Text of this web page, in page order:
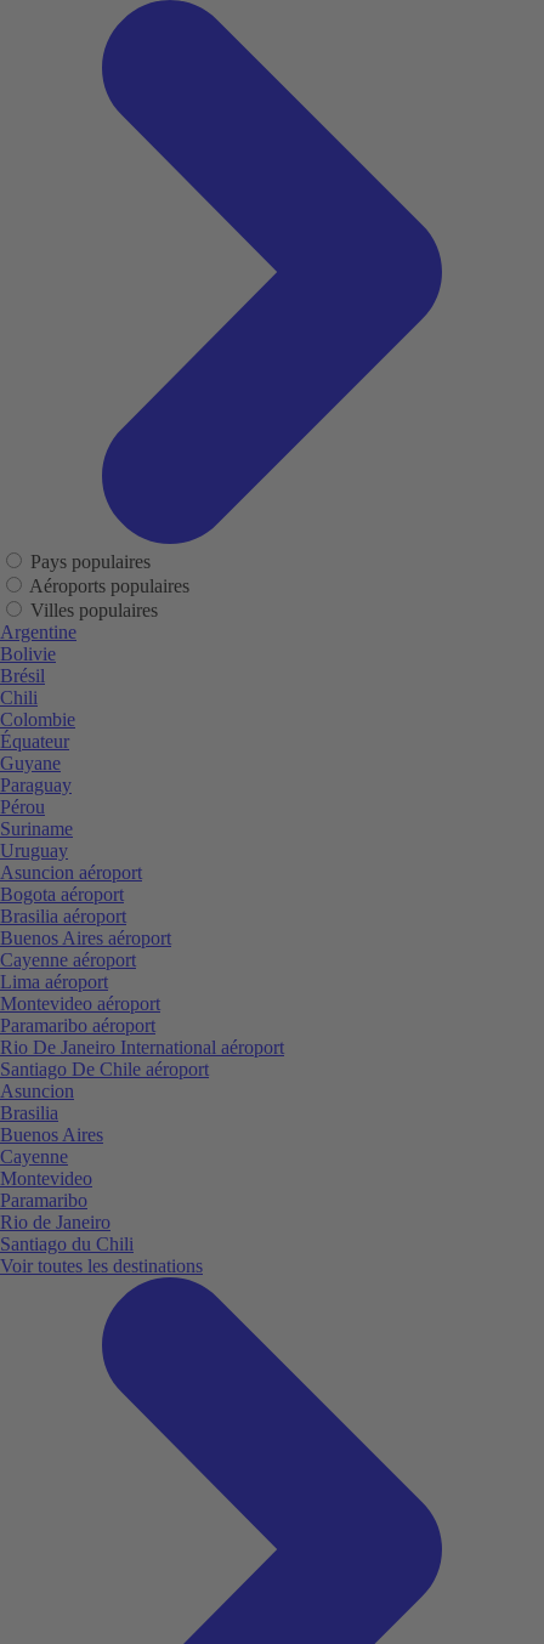
Pays populaires
Aéroports populaires
Villes populaires
Argentine
Bolivie
Brésil
Chili
Colombie
Équateur
Guyane
Paraguay
Pérou
Suriname
Uruguay
Asuncion aéroport
Bogota aéroport
Brasilia aéroport
Buenos Aires aéroport
Cayenne aéroport
Lima aéroport
Montevideo aéroport
Paramaribo aéroport
Rio De Janeiro International aéroport
Santiago De Chile aéroport
Asuncion
Brasilia
Buenos Aires
Cayenne
Montevideo
Paramaribo
Rio de Janeiro
Santiago du Chili
Voir toutes les destinations